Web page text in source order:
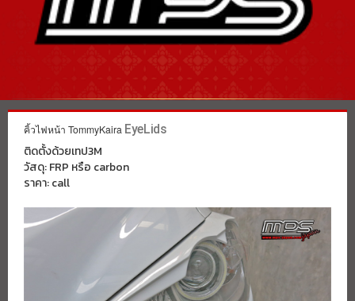
คิ้วไฟหน้า TommyKaira EyeLids
ติดตั้งด้วยเทป3M
วัสดุ: FRP หรือ carbon
ราคา: call